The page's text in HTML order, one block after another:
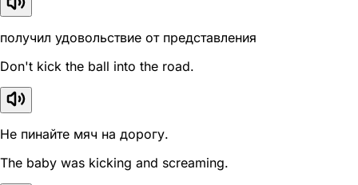
получил удовольствие от представления
Don't kick the ball into the road.
Не пинайте мяч на дорогу.
The baby was kicking and screaming.